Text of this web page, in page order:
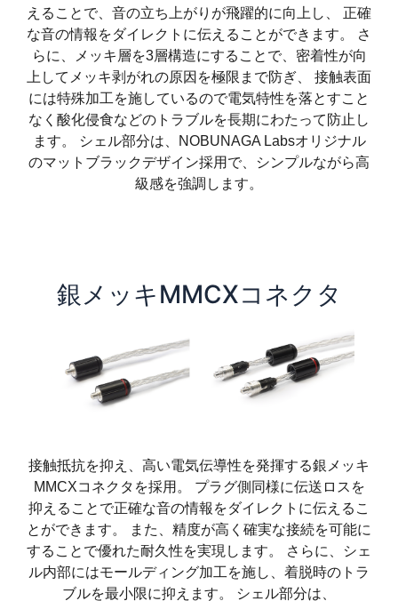
えることで、音の立ち上がりが飛躍的に向上し、 正確
な音の情報をダイレクトに伝えることができます。 さ
らに、メッキ層を3層構造にすることで、密着性が向
上してメッキ剥がれの原因を極限まで防ぎ、 接触表面
には特殊加工を施しているので電気特性を落とすこと
なく酸化侵食などのトラブルを長期にわたって防止し
ます。 シェル部分は、NOBUNAGA Labsオリジナル
のマットブラックデザイン採用で、シンプルながら高
級感を強調します。
銀メッキMMCXコネクタ
接触抵抗を抑え、高い電気伝導性を発揮する銀メッキ
MMCXコネクタを採用。 プラグ側同様に伝送ロスを
抑えることで正確な音の情報をダイレクトに伝えるこ
とができます。 また、精度が高く確実な接続を可能に
することで優れた耐久性を実現します。 さらに、シェ
ル内部にはモールディング加工を施し、着脱時のトラ
ブルを最小限に抑えます。 シェル部分は、